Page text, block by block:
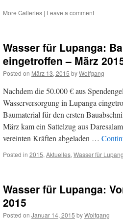
More Galleries | Leave a comment
Wasser für Lupanga:
eingetroffen – März
Posted on März 13, 2015 byWolfgang
Nachdem die 50.000 € aus
Wasserversorgung in Lupanga
Baumaterial für den ersten
März kam ein Sattelzug aus
vereinten Kräften abgeladen …
Posted in 2015, Aktuelles, Wasser für
Wasser für Lupanga:
2015
Posted on Januar 14, 2015 byWolfgang